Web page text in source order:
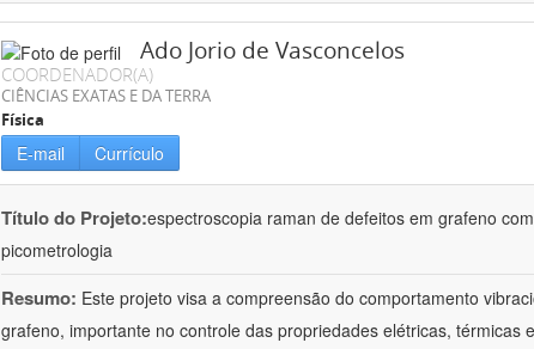
Ado Jorio de Vasconcelos
COORDENADOR(A)
CIÊNCIAS EXATAS E DA TERRA
Física
E-mail Currículo
Título do Projeto:espectroscopia raman de defeitos em grafeno
picometrologia
Resumo: Este projeto visa a compreensão do comportamento
grafeno, importante no controle das propriedades elétricas, térmicas